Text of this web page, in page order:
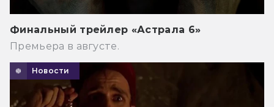
Финальный трейлер «Астрала 6»
Премьера в августе.
Новости